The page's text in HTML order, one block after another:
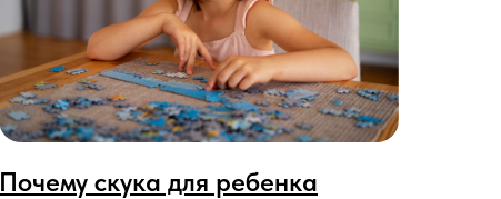
Почему скука для ребенка